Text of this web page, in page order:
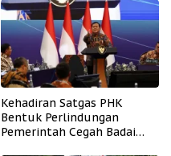
Kehadiran Satgas PHK
Bentuk Perlindungan
Pemerintah Cegah Badai